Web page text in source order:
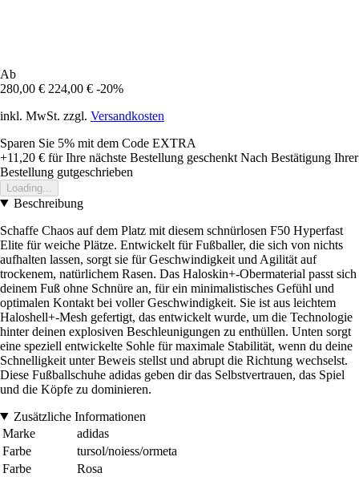
Ab
280,00 € 224,00 € -20%
inkl. MwSt. zzgl. Versandkosten
Sparen Sie 5% mit dem Code EXTRA
+11,20 € für Ihre nächste Bestellung geschenkt Nach Bestätigung Ihrer
Bestellung gutgeschrieben
Loading...
Beschreibung
Schaffe Chaos auf dem Platz mit diesem schnürlosen F50 Hyperfast
Elite für weiche Plätze. Entwickelt für Fußballer, die sich von nichts
aufhalten lassen, sorgt sie für Geschwindigkeit und Agilität auf
trockenem, natürlichem Rasen. Das Haloskin+-Obermaterial passt sich
deinem Fuß ohne Schnüre an, für ein minimalistisches Gefühl und
optimalen Kontakt bei voller Geschwindigkeit. Sie ist aus leichtem
Haloshell+-Mesh gefertigt, das entwickelt wurde, um die Technologie
hinter deinen explosiven Beschleunigungen zu enthüllen. Unten sorgt
eine speziell entwickelte Sohle für maximale Stabilität, wenn du deine
Schnelligkeit unter Beweis stellst und abrupt die Richtung wechselst.
Diese Fußballschuhe adidas geben dir das Selbstvertrauen, das Spiel
und die Köpfe zu dominieren.
Zusätzliche Informationen
Marke
adidas
Farbe
tursol/noiess/ormeta
Farbe
Rosa